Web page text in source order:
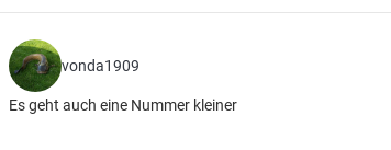
vonda1909
Es geht auch eine Nummer kleiner